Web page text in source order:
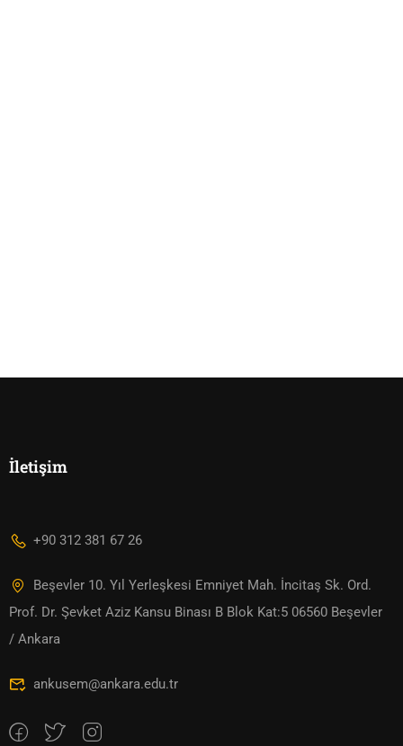
İletişim
+90 312 381 67 26
Beşevler 10. Yıl Yerleşkesi Emniyet Mah. İncitaş Sk. Ord.
Prof. Dr. Şevket Aziz Kansu Binası B Blok Kat:5 06560 Beşevler
/ Ankara
ankusem@ankara.edu.tr